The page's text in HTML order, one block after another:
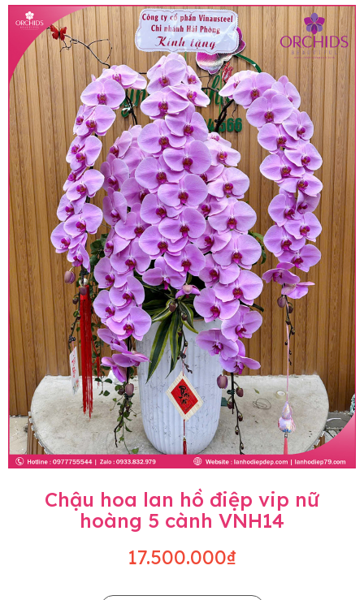
• Giá trên được miễn ship giao trong nội thành,
miễn phí in thiệp - banner theo yêu cầu khách
hàng.
• Beautiful Orchids liên kết với các cửa hàng
trên toàn quốc để phục vụ giao hoa tận nơi, mỗi
khu vực sẽ có mức giá khác nhau (tùy vào chi
phí mặt bằng, nguyên vật liệu,..) nên giá có thể sẽ
thay đổi so với giá niêm yết trên website. Khách
hàng ở Tỉnh thành khác vui lòng chủ động hỏi lại
giá trước khi đặt hàng, shop sẽ chủ động báo giá
chính xác khi có địa chỉ giao hàng cụ thể.
Chậu hoa lan hồ điệp vip nữ
hoàng 5 cành VNH14
17.500.000₫